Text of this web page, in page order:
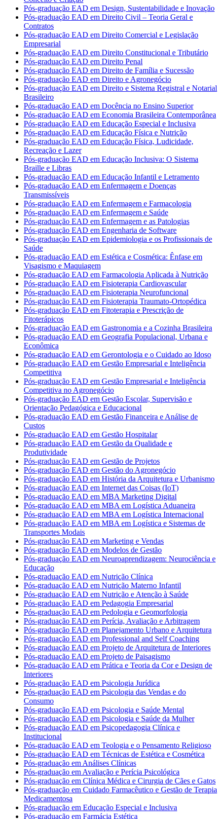
Pós-graduação EAD em Design, Sustentabilidade e Inovação
Pós-graduação EAD em Direito Civil – Teoria Geral e
Contratos
Pós-graduação EAD em Direito Comercial e Legislação
Empresarial
Pós-graduação EAD em Direito Constitucional e Tributário
Pós-graduação EAD em Direito Penal
Pós-graduação EAD em Direito de Família e Sucessão
Pós-graduação EAD em Direito e Agronegócio
Pós-graduação EAD em Direito e Sistema Registral e Notarial
Brasileiro
Pós-graduação EAD em Docência no Ensino Superior
Pós-graduação EAD em Economia Brasileira Contemporânea
Pós-graduação EAD em Educação Especial e Inclusiva
Pós-graduação EAD em Educação Física e Nutrição
Pós-graduação EAD em Educação Física, Ludicidade,
Recreação e Lazer
Pós-graduação EAD em Educação Inclusiva: O Sistema
Braille e Libras
Pós-graduação EAD em Educação Infantil e Letramento
Pós-graduação EAD em Enfermagem e Doenças
Transmissíveis
Pós-graduação EAD em Enfermagem e Farmacologia
Pós-graduação EAD em Enfermagem e Saúde
Pós-graduação EAD em Enfermagem e as Patologias
Pós-graduação EAD em Engenharia de Software
Pós-graduação EAD em Epidemiologia e os Profissionais de
Saúde
Pós-graduação EAD em Estética e Cosmética: Ênfase em
Visagismo e Maquiagem
Pós-graduação EAD em Farmacologia Aplicada à Nutrição
Pós-graduação EAD em Fisioterapia Cardiovascular
Pós-graduação EAD em Fisioterapia Neurofuncional
Pós-graduação EAD em Fisioterapia Traumato-Ortopédica
Pós-graduação EAD em Fitoterapia e Prescrição de
Fitoterápicos
Pós-graduação EAD em Gastronomia e a Cozinha Brasileira
Pós-graduação EAD em Geografia Populacional, Urbana e
Econômica
Pós-graduação EAD em Gerontologia e o Cuidado ao Idoso
Pós-graduação EAD em Gestão Empresarial e Inteligência
Competitiva
Pós-graduação EAD em Gestão Empresarial e Inteligência
Competitiva no Agronegócio
Pós-graduação EAD em Gestão Escolar, Supervisão e
Orientação Pedagógica e Educacional
Pós-graduação EAD em Gestão Financeira e Análise de
Custos
Pós-graduação EAD em Gestão Hospitalar
Pós-graduação EAD em Gestão da Qualidade e
Produtividade
Pós-graduação EAD em Gestão de Projetos
Pós-graduação EAD em Gestão do Agronegócio
Pós-graduação EAD em História da Arquitetura e Urbanismo
Pós-graduação EAD em Internet das Coisas (IoT)
Pós-graduação EAD em MBA Marketing Digital
Pós-graduação EAD em MBA em Logística Aduaneira
Pós-graduação EAD em MBA em Logística Internacional
Pós-graduação EAD em MBA em Logística e Sistemas de
Transportes Modais
Pós-graduação EAD em Marketing e Vendas
Pós-graduação EAD em Modelos de Gestão
Pós-graduação EAD em Neuroaprendizagem: Neurociência e
Educação
Pós-graduação EAD em Nutrição Clínica
Pós-graduação EAD em Nutrição Materno Infantil
Pós-graduação EAD em Nutrição e Atenção à Saúde
Pós-graduação EAD em Pedagogia Empresarial
Pós-graduação EAD em Pedologia e Geomorfologia
Pós-graduação EAD em Perícia, Avaliação e Arbitragem
Pós-graduação EAD em Planejamento Urbano e Arquitetura
Pós-graduação EAD em Professional and Self Coaching
Pós-graduação EAD em Projeto de Arquitetura de Interiores
Pós-graduação EAD em Projeto de Paisagismo
Pós-graduação EAD em Prática e Teoria da Cor e Design de
Interiores
Pós-graduação EAD em Psicologia Jurídica
Pós-graduação EAD em Psicologia das Vendas e do
Consumo
Pós-graduação EAD em Psicologia e Saúde Mental
Pós-graduação EAD em Psicologia e Saúde da Mulher
Pós-graduação EAD em Psicopedagogia Clínica e
Institucional
Pós-graduação EAD em Teologia e o Pensamento Religioso
Pós-graduação EAD em Técnicas de Estética e Cosmética
Pós-graduação em Análises Clínicas
Pós-graduação em Avaliação e Perícia Psicológica
Pós-graduação em Clínica Médica e Cirurgia de Cães e Gatos
Pós-graduação em Cuidado Farmacêutico e Gestão de Terapia
Medicamentosa
Pós-graduação em Educação Especial e Inclusiva
Pós-graduação em Farmácia Estética